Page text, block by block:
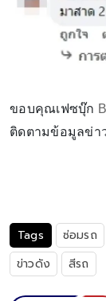
ขอบคุณเฟซบุ๊ก
ติดตามข้อมูลข่า
Tags ซ่อมรถ
ข่าวดัง
สีรถ